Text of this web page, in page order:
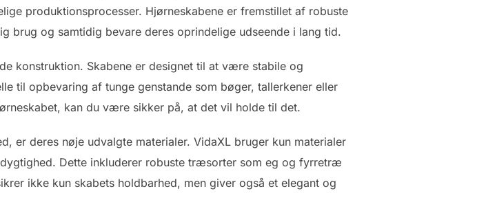
produktionsprocesser. Hjørneskabene er fremstillet af robuste
brug og samtidig bevare deres oprindelige udseende i lang tid.
konstruktion. Skabene er designet til at være stabile og
til opbevaring af tunge genstande som bøger, tallerkener eller
kan du være sikker på, at det vil holde til det.
er deres nøje udvalgte materialer. VidaXL bruger kun materialer
Dette inkluderer robuste træsorter som eg og fyrretræ
ikke kun skabets holdbarhed, men giver også et elegant og